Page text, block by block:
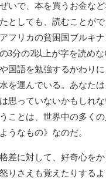
いで、本を買うお金な
としても、読むことが
フリカの貧困国ブルキ
3分の2以上が字を読め
国語を勉強するかわり
を運んでいる。あなた
思っていないかもしれ
ことは、世界中の多く
うなもの》なのだ。
差に対して、好奇心をか
りさえも覚えたりする